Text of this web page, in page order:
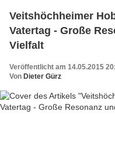
Veitshöchheimer
Vatertag - Große
Vielfalt
Veröffentlicht am 14.05.2015
Von Dieter Gürz